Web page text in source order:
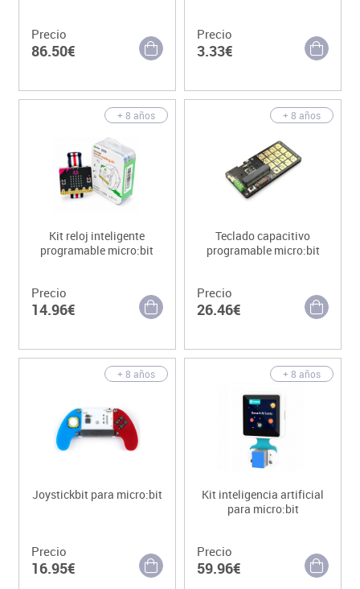
Precio
86.50€
Precio
3.33€
+ 8 años
Kit reloj inteligente
programable micro:bit
Precio
14.96€
+ 8 años
Teclado capacitivo
programable micro:bit
Precio
26.46€
+ 8 años
Joystickbit para micro:bit
Precio
16.95€
+ 8 años
Kit inteligencia artificial
para micro:bit
Precio
59.96€